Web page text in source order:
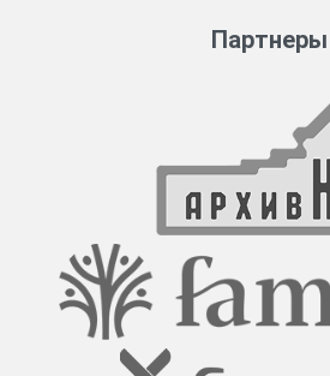
Партнеры